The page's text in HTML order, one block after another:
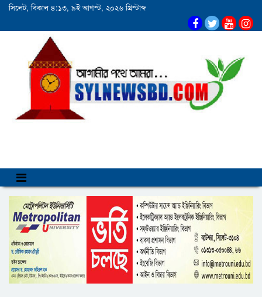
সিলেট, বিকাল ৪:১৩, ৯ই আগস্ট, ২০২৬ খ্রিস্টাব্দ